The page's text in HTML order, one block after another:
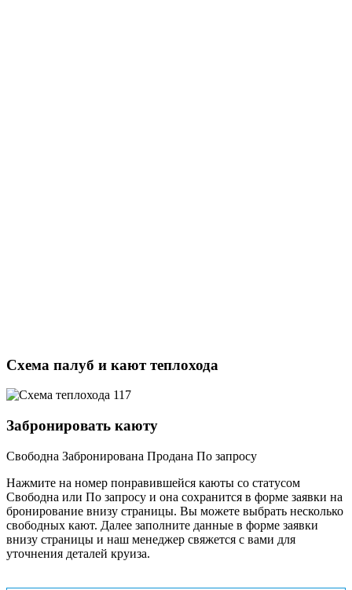
Схема палуб и кают теплохода
Забронировать каюту
Свободна Забронирована Продана По запросу
Нажмите на номер понравившейся каюты со статусом
Свободна или По запросу и она сохранится в форме заявки на
бронирование внизу страницы. Вы можете выбрать несколько
свободных кают. Далее заполните данные в форме заявки
внизу страницы и наш менеджер свяжется с вами для
уточнения деталей круиза.